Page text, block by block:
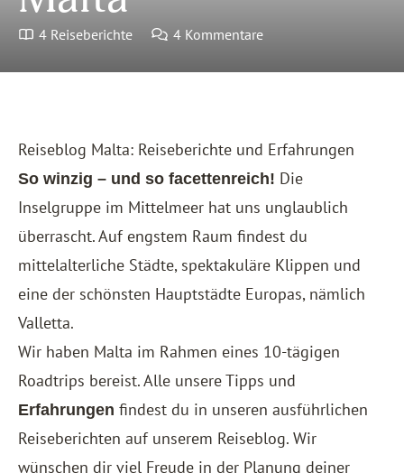
4 Reiseberichte 4 Kommentare
Reiseblog Malta: Reiseberichte und Erfahrungen
So winzig – und so facettenreich! Die
Inselgruppe im Mittelmeer hat uns unglaublich
überrascht. Auf engstem Raum findest du
mittelalterliche Städte, spektakuläre Klippen und
eine der schönsten Hauptstädte Europas, nämlich
Valletta.
Wir haben Malta im Rahmen eines 10-tägigen
Roadtrips bereist. Alle unsere Tipps und
Erfahrungen findest du in unseren ausführlichen
Reiseberichten auf unserem Reiseblog. Wir
wünschen dir viel Freude in der Planung deiner